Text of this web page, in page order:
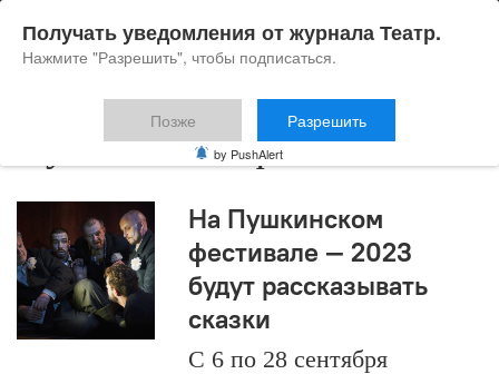
Пушкинский фестиваль
На Пушкинском
фестивале — 2023
будут рассказывать
сказки
С 6 по 28 сентября
Получать уведомления от журнала Театр.
Нажмите "Разрешить", чтобы подписаться.
Позже Разрешить
by PushAlert